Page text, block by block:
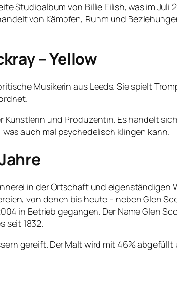
Studioalbum von Billie Eilish, was im
von Kämpfen, Ruhm und
– Yellow
Musikerin aus Leeds. Sie spielt
Künstlerin und Produzentin. Es handelt
auch mal psychedelisch klingen kann.
in der Ortschaft und
von denen bis heute – neben Glen
in Betrieb gegangen. Der Name Glen
seit 1832.
gereift. Der Malt wird mit 46%